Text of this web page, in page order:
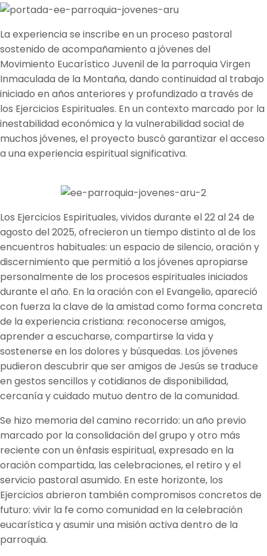
La experiencia se inscribe en un proceso pastoral
sostenido de acompañamiento a jóvenes del
Movimiento Eucarístico Juvenil de la parroquia Virgen
Inmaculada de la Montaña, dando continuidad al trabajo
iniciado en años anteriores y profundizado a través de
los Ejercicios Espirituales. En un contexto marcado por la
inestabilidad económica y la vulnerabilidad social de
muchos jóvenes, el proyecto buscó garantizar el acceso
a una experiencia espiritual significativa.
Los Ejercicios Espirituales, vividos durante el 22 al 24 de
agosto del 2025, ofrecieron un tiempo distinto al de los
encuentros habituales: un espacio de silencio, oración y
discernimiento que permitió a los jóvenes apropiarse
personalmente de los procesos espirituales iniciados
durante el año. En la oración con el Evangelio, apareció
con fuerza la clave de la amistad como forma concreta
de la experiencia cristiana: reconocerse amigos,
aprender a escucharse, compartirse la vida y
sostenerse en los dolores y búsquedas. Los jóvenes
pudieron descubrir que ser amigos de Jesús se traduce
en gestos sencillos y cotidianos de disponibilidad,
cercanía y cuidado mutuo dentro de la comunidad.
Se hizo memoria del camino recorrido: un año previo
marcado por la consolidación del grupo y otro más
reciente con un énfasis espiritual, expresado en la
oración compartida, las celebraciones, el retiro y el
servicio pastoral asumido. En este horizonte, los
Ejercicios abrieron también compromisos concretos de
futuro: vivir la fe como comunidad en la celebración
eucarística y asumir una misión activa dentro de la
parroquia.